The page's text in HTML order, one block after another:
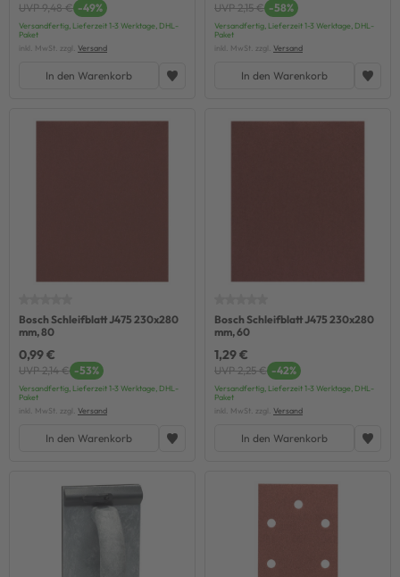
UVP 9,48 € -49%
Versandfertig, Lieferzeit 1-3 Werktage, DHL-
Paket
inkl. MwSt. zzgl. Versand
In den Warenkorb
UVP 2,15 € -58%
Versandfertig, Lieferzeit 1-3 Werktage, DHL-
Paket
inkl. MwSt. zzgl. Versand
In den Warenkorb
Bosch Schleifblatt J475 230x280
mm, 80
0,99 €
UVP 2,14 € -53%
Versandfertig, Lieferzeit 1-3 Werktage, DHL-
Paket
inkl. MwSt. zzgl. Versand
In den Warenkorb
Bosch Schleifblatt J475 230x280
mm, 60
1,29 €
UVP 2,25 € -42%
Versandfertig, Lieferzeit 1-3 Werktage, DHL-
Paket
inkl. MwSt. zzgl. Versand
In den Warenkorb